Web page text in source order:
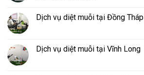
Dịch vụ diệt muỗi tại Đồng Tháp
Dịch vụ diệt muỗi tại Vĩnh Long